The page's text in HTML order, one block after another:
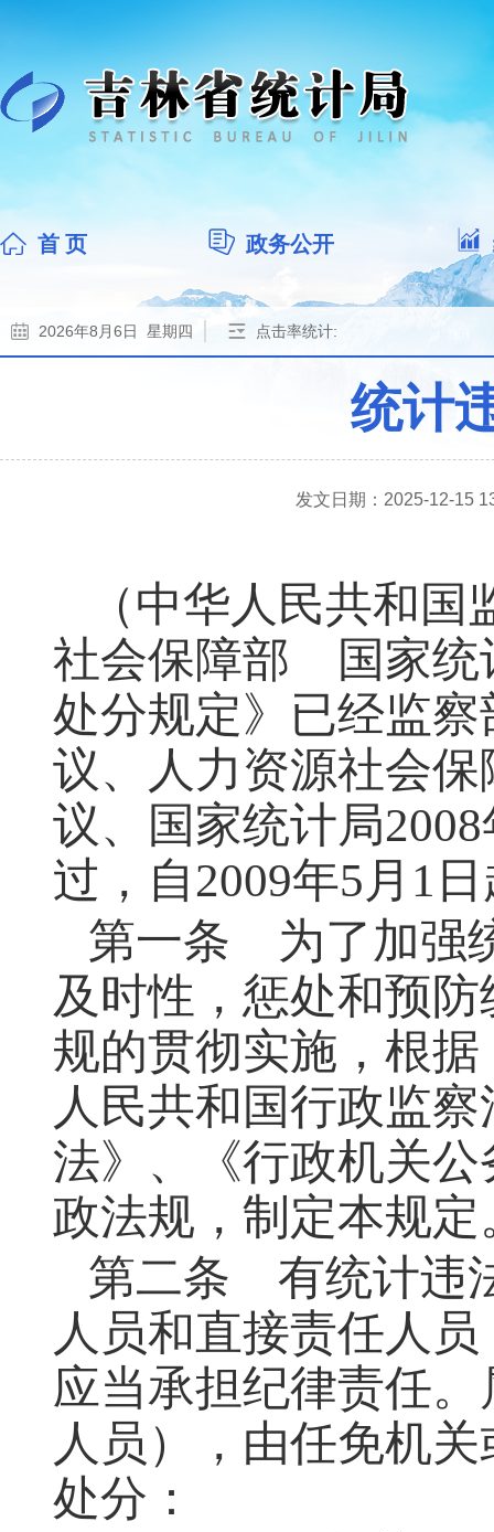
首 页 政务公开
2026年8月6日 星期四 点击率统计:
统计
发文日期：2025-12-15
（中华人民共和
社会保障部 国家统
处分规定》已经监
议、人力资源社会保
议、国家统计局
过，自2009年5月1
第一条 为了加强
及时性，惩处和预
规的贯彻实施，根
人民共和国行政监
法》、《行政机关
政法规，制定本规定
第二条 有统计违
人员和直接责任人
应当承担纪律责任
人员），由任免机
处分：